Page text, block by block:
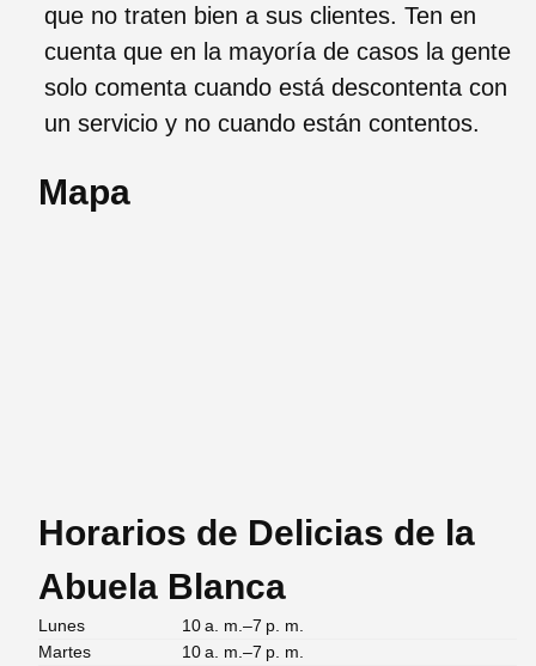
que no traten bien a sus clientes. Ten en
cuenta que en la mayoría de casos la gente
solo comenta cuando está descontenta con
un servicio y no cuando están contentos.
Mapa
Horarios de Delicias de la
Abuela Blanca
Lunes
10 a. m.–7 p. m.
Martes
10 a. m.–7 p. m.